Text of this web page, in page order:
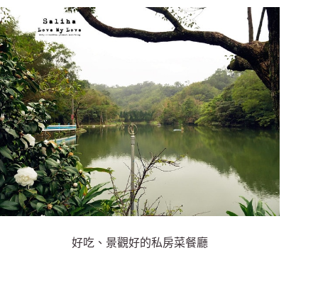
好吃、景觀好的私房菜餐廳